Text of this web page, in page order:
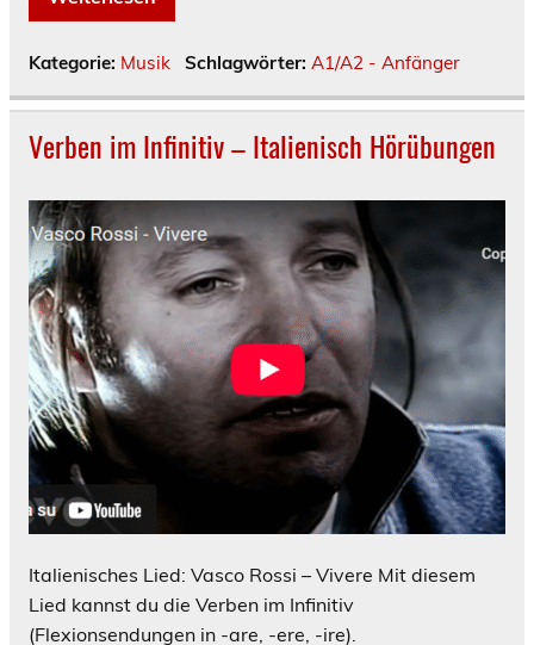
Kategorie: Musik Schlagwörter: A1/A2 - Anfänger
Verben im Infinitiv – Italienisch Hörübungen
Italienisches Lied: Vasco Rossi – Vivere Mit diesem
Lied kannst du die Verben im Infinitiv
(Flexionsendungen in -are, -ere, -ire).